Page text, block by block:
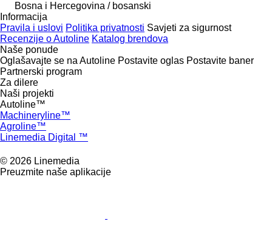
Bosna i Hercegovina / bosanski
Informacija
Pravila i uslovi Politika privatnosti Savjeti za sigurnost
Recenzije o Autoline Katalog brendova
Naše ponude
Oglašavajte se na Autoline Postavite oglas Postavite baner
Partnerski program
Za dilere
Naši projekti
Autoline™
Machineryline™
Agroline™
Linemedia Digital ™
© 2026 Linemedia
Preuzmite naše aplikacije